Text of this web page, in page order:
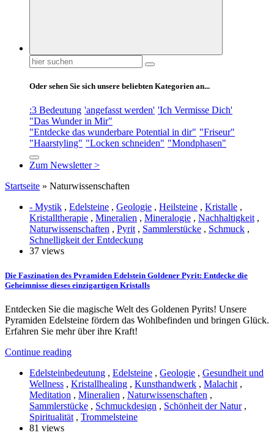
Suchen
nach:
Oder sehen Sie sich unsere beliebten Kategorien an...
:3 Bedeutung 'angefasst werden' 'Ich Vermisse Dich'
"Das Wunder in Mir"
"Entdecke das wunderbare Potential in dir" "Friseur"
"Haarstyling" "Locken schneiden" "Mondphasen"
Zum Newsletter >
Startseite » Naturwissenschaften
- Mystik , Edelsteine , Geologie , Heilsteine , Kristalle ,
Kristalltherapie , Mineralien , Mineralogie , Nachhaltigkeit,
Naturwissenschaften , Pyrit, Sammlerstücke , Schmuck ,
Schnelligkeit der Entdeckung
37 views
Die Faszination des Pyramiden Edelstein Goldener Pyrit: Entdecke die
Geheimnisse dieses einzigartigen Kristalls
Entdecken Sie die magische Welt des Goldenen Pyrits! Unsere
Pyramiden Edelsteine fördern das Wohlbefinden und bringen Glück.
Erfahren Sie mehr über ihre Kraft!
Continue reading
Edelsteinbedeutung , Edelsteine , Geologie , Gesundheit und
Wellness , Kristallhealing , Kunsthandwerk , Malachit ,
Meditation , Mineralien , Naturwissenschaften ,
Sammlerstücke , Schmuckdesign , Schönheit der Natur,
Spiritualität , Trommelsteine
81 views